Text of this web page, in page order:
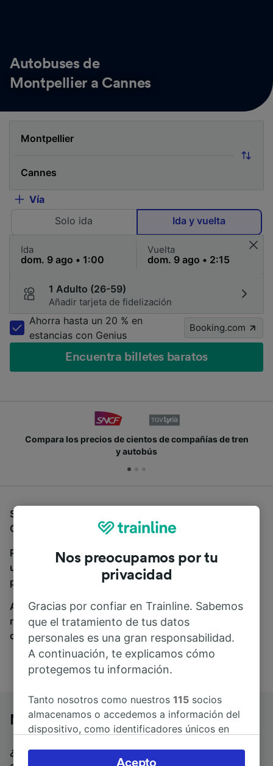
Autobuses de
Montpellier a Cannes
Vía
Solo ida
Ida y vuelta
Ida Vuelta
1 Adulto (26-59)
Añadir tarjeta de fidelización
Ahorra hasta un 20 % en
estancias con Genius
Booking.com
Encuentra billetes baratos
Compara los precios de cientos de compañías de tren
y autobús
Si estás buscando autobuses de Montpellier a
Cannes, estás en el sitio adecuado.
Para encontrar billetes de autobús, simplemente haz
una búsqueda y nosotros compararemos horarios y
precios tanto de tren como de autobús.
A donde quiera que vayas, tu viaje empieza con
nosotros. Encuentra billetes de más de 170
compañías de tren y autobús.
Montpellier a Cannes en autobús
¿Estás buscando un billete de vuelta para volver en
Nos preocupamos por tu
privacidad
Gracias por confiar en Trainline. Sabemos
que el tratamiento de tus datos
personales es una gran responsabilidad.
A continuación, te explicamos cómo
protegemos tu información.
Tanto nosotros como nuestros115 socios
almacenamos o accedemos a información del
dispositivo, como identificadores únicos en
Puedes aceptar o administrar tus preferencias
Acepto